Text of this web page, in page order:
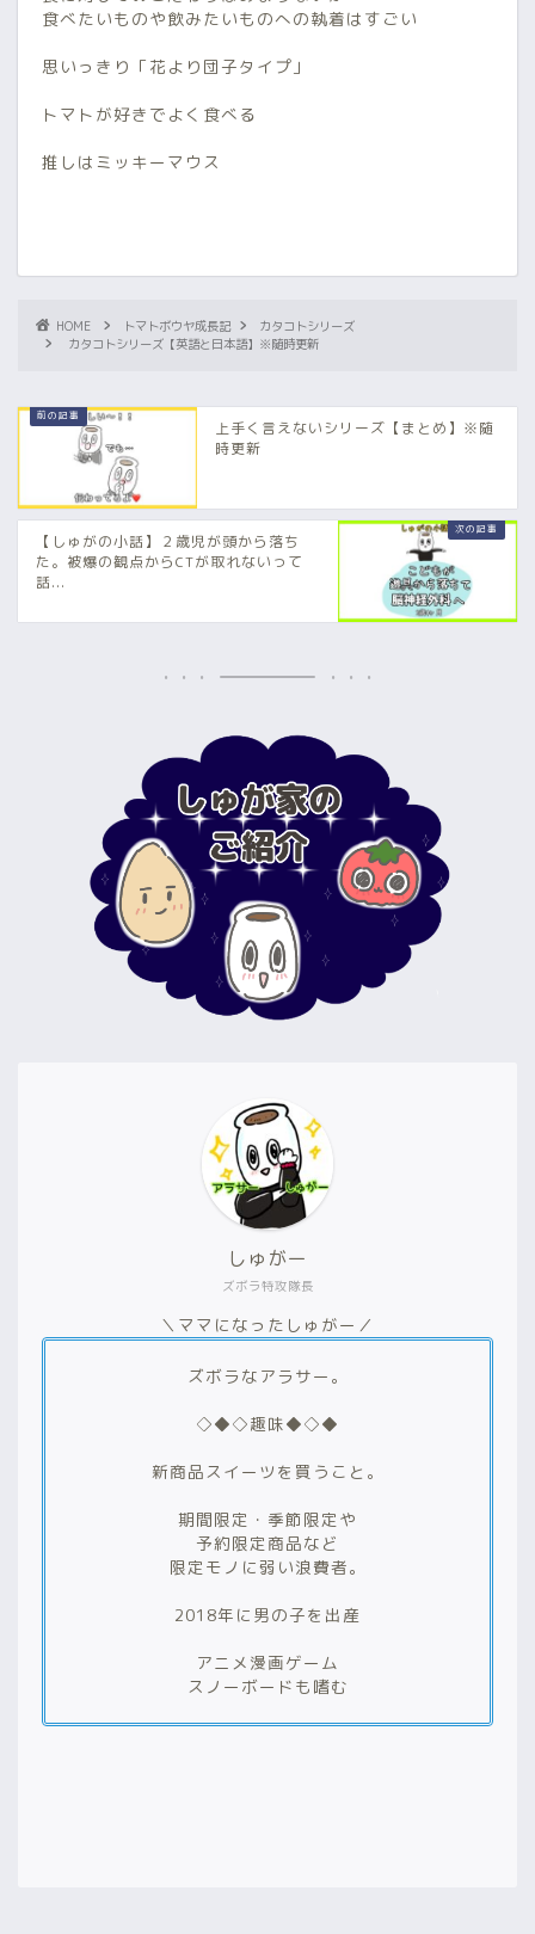
食べたいものや飲みたいものへの執着はすごい
思いっきり「花より団子タイプ」
トマトが好きでよく食べる
推しはミッキーマウス
HOME トマトボウヤ成長記
カタコトシリーズ
カタコトシリーズ【英語と日本語】※随時更新
上手く言えないシリーズ【まとめ】※随
時更新
【しゅがの小話】２歳児が頭から落ち
た。被爆の観点からCTが取れないって
話...
ズボラ特攻隊長
しゅがー
＼ママになったしゅがー／
ズボラなアラサー。
◇◆◇趣味◆◇◆
新商品スイーツを買うこと。
期間限定・季節限定や
予約限定商品など
限定モノに弱い浪費者。
2018年に男の子を出産
アニメ漫画ゲーム
スノーボードも嗜む